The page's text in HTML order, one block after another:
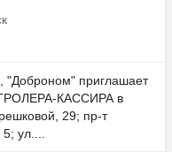
"Доброном" приглашает
КАССИРА в
29; пр-т
ул....